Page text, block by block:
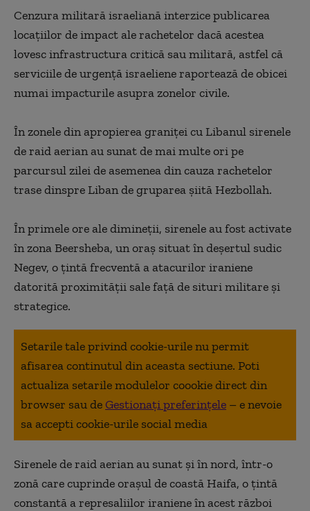
Cenzura militară israeliană interzice publicarea
locaţiilor de impact ale rachetelor dacă acestea
lovesc infrastructura critică sau militară, astfel că
serviciile de urgenţă israeliene raportează de obicei
numai impacturile asupra zonelor civile.
În zonele din apropierea graniţei cu Libanul sirenele
de raid aerian au sunat de mai multe ori pe
parcursul zilei de asemenea din cauza rachetelor
trase dinspre Liban de gruparea şiită Hezbollah.
În primele ore ale dimineţii, sirenele au fost activate
în zona Beersheba, un oraş situat în deşertul sudic
Negev, o ţintă frecventă a atacurilor iraniene
datorită proximităţii sale faţă de situri militare şi
strategice.
Setarile tale privind cookie-urile nu permit
afisarea continutul din aceasta sectiune. Poti
actualiza setarile modulelor coookie direct din
browser sau deGestionați preferințele – e nevoie
sa accepti cookie-urile social media
Sirenele de raid aerian au sunat şi în nord, într-o
zonă care cuprinde oraşul de coastă Haifa, o ţintă
constantă a represaliilor iraniene în acest război